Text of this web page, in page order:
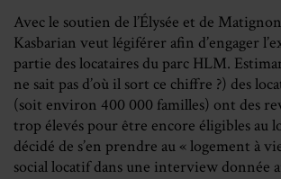
Avec le soutien de l’Élysée et de
Kasbarian veut légiférer afin d’engager
partie des locataires du parc HLM.
ne sait pas d’où il sort ce chiffre ?) des
(soit environ 400 000 familles) ont des
trop élevés pour être encore éligibles au
décidé de s’en prendre au « logement à
social locatif dans une interview donnée